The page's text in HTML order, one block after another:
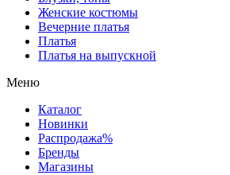
Женские костюмы
Вечерние платья
Платья
Платья на выпускной
Меню
Каталог
Новинки
Распродажа%
Бренды
Магазины